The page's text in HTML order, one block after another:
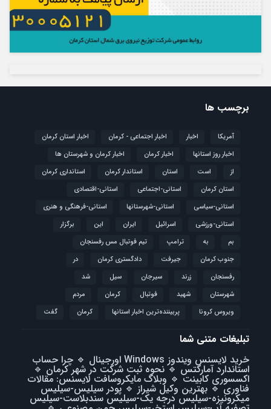
برچسب ها
آمریکا اخبار اخبار اجتماعی - کرمان
اخبار استان کرمان
اخبار روز استانها
اخبار کرمان
اخبار کرمان و شهرستان ها
از
است استان استاندار کرمان
استانداری کرمان
استان کرمان
استانی-اجتماعی
استانی-اقتصادی
استانی-سیاسی
استانی-شهرستانها
استانی-فرهنگی و هنری
استانی-ورزشی
اسرائیل ایران این
برگزار
بم
به ترامپ
تیم فوتبال مس رفسنجان
جنوب کرمان
جیرفت دادگستری کرمان
در
رفسنجان
زرند سیرجان سیل
شد
شهرستان
شهید فوتبال كرمان
مردم
ویروس کرونا
پربیننده‌ترین اخبار استانها کرمان گفت
تبلیغات متنی شما
خرید لایسنس ویندوز Windows اورجینال
🔹 چرا حساب
استاندارد آمارکتس 🔹نحوه ثبت شرکت در شهر کرمان 🔹
اکسسوری کابینت 🔹 وبلاگ مایکروسافت لایسنس: مقالات
فناوری🔹 بهترین وکیل شیراز 🔹پودر سیلیس-سیلیس
میکرونیزه-سیلیس درجه یک-سیلیس سندبلاست-سیلیس